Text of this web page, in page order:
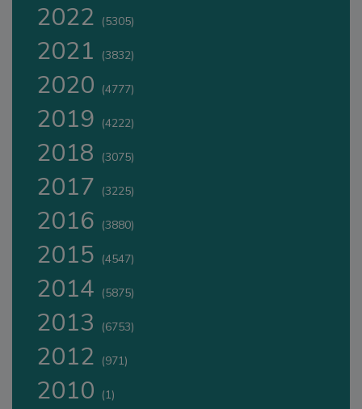
2022 (5305)
2021 (3832)
2020 (4777)
2019 (4222)
2018 (3075)
2017 (3225)
2016 (3880)
2015 (4547)
2014 (5875)
2013 (6753)
2012 (971)
2010 (1)